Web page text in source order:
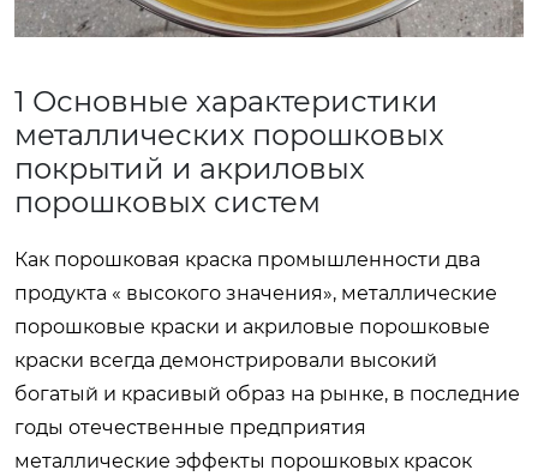
1 Основные характеристики
металлических порошковых
покрытий и акриловых
порошковых систем
Как порошковая краска промышленности два
продукта « высокого значения», металлические
порошковые краски и акриловые порошковые
краски всегда демонстрировали высокий
богатый и красивый образ на рынке, в последние
годы отечественные предприятия
металлические эффекты порошковых красок